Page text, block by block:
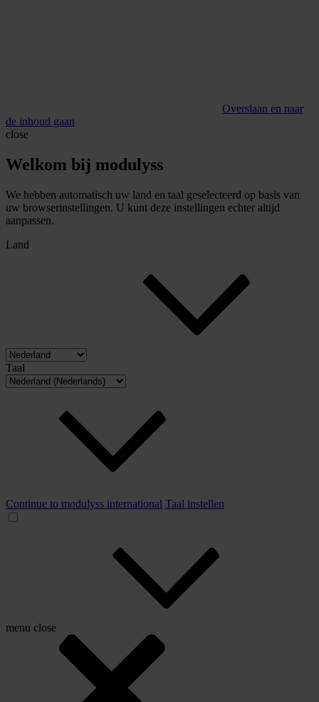
Overslaan en naar
de inhoud gaan
close
Welkom bij modulyss
We hebben automatisch uw land en taal geselecteerd op basis van
uw browserinstellingen. U kunt deze instellingen echter altijd
aanpassen.
Land
Taal
Continue to modulyss international Taal instellen
menu close